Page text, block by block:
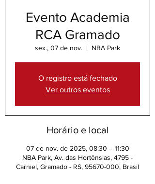
Evento Academia
RCA Gramado
sex., 07 de nov.
  |
NBA Park
O registro está fechado
Ver outros eventos
Horário e local
07 de nov. de 2025, 08:30 – 11:30
NBA Park, Av. das Hortênsias, 4795 -
Carniel, Gramado - RS, 95670-000, Brasil